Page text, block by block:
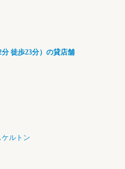
徒歩23分）の貸店舗
ケルトン